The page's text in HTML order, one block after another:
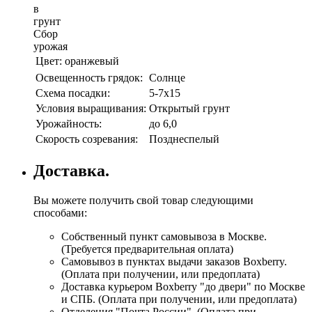
в
грунт
Сбор
урожая
Цвет: оранжевый
Освещенность грядок: Солнце
Схема посадки:
5-7х15
Условия выращивания: Открытый грунт
Урожайность:
до 6,0
Скорость созревания:
Позднеспелый
Доставка.
Вы можете получить свой товар следующими
способами:
Собственный пункт самовывоза в Москве.
(Требуется предварительная оплата)
Самовывоз в пунктах выдачи заказов Boxberry.
(Оплата при получении, или предоплата)
Доставка курьером Boxberry "до двери" по Москве
и СПБ. (Оплата при получении, или предоплата)